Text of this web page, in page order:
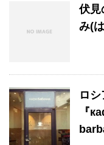
伏見
み(
ロ
『